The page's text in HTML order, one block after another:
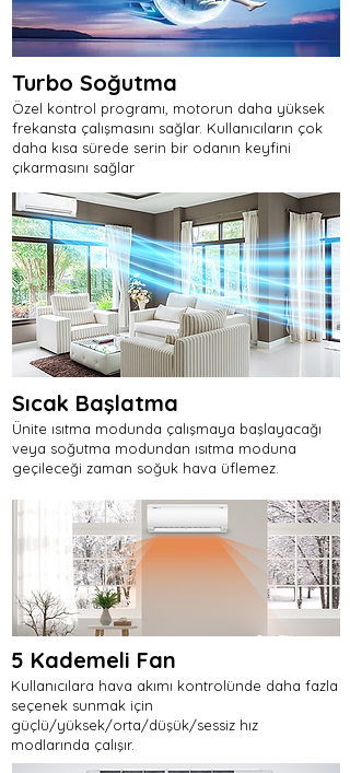
Turbo Soğutma
Özel kontrol programı, motorun daha yüksek
frekansta çalışmasını sağlar. Kullanıcıların çok
daha kısa sürede serin bir odanın keyfini
çıkarmasını sağlar
Sıcak Başlatma
Ünite ısıtma modunda çalışmaya başlayacağı
veya soğutma modundan ısıtma moduna
geçileceği zaman soğuk hava üflemez.
5 Kademeli Fan
Kullanıcılara hava akımı kontrolünde daha fazla
seçenek sunmak için
güçlü/yüksek/orta/düşük/sessiz hız
modlarında çalışır.